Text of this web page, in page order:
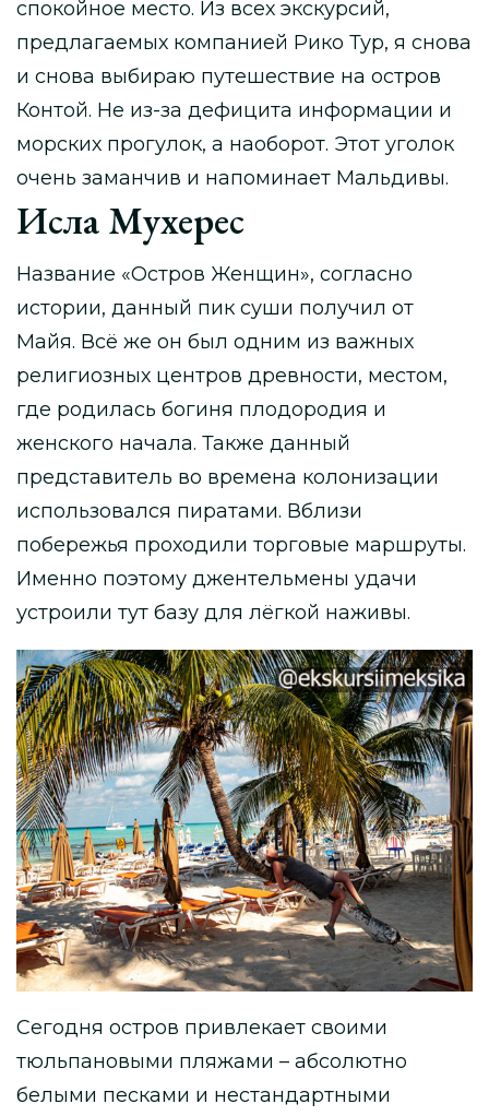
спокойное место. Из всех экскурсий,
предлагаемых компанией Рико Тур, я снова
и снова выбираю путешествие на остров
Контой. Не из-за дефицита информации и
морских прогулок, а наоборот. Этот уголок
очень заманчив и напоминает Мальдивы.
Исла Мухерес
Название «Остров Женщин», согласно
истории, данный пик суши получил от
Майя. Всё же он был одним из важных
религиозных центров древности, местом,
где родилась богиня плодородия и
женского начала. Также данный
представитель во времена колонизации
использовался пиратами. Вблизи
побережья проходили торговые маршруты.
Именно поэтому джентельмены удачи
устроили тут базу для лёгкой наживы.
Сегодня остров привлекает своими
тюльпановыми пляжами – абсолютно
белыми песками и нестандартными